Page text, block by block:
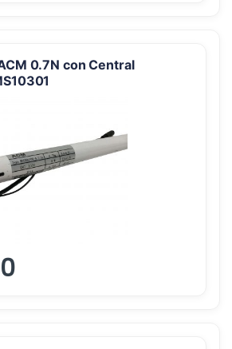
0.7N con Central